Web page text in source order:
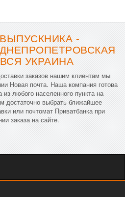
-
УКРАИНА
заказов нашим клиентам мы
Новая почта. Наша компания готова
из любого населенного пункта на
достаточно выбрать ближайшее
или почтомат Приватбанка при
заказа на сайте.